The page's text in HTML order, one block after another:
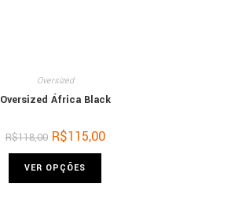
Oversized
Oversized África Black
R$118,00 R$115,00
VER OPÇÕES